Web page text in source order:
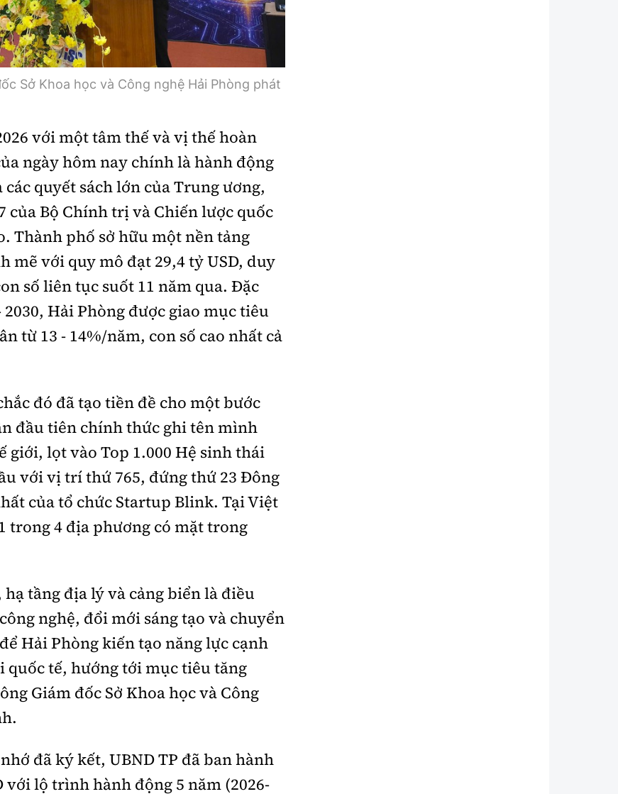
Sở Khoa học và Công nghệ Hải Phòng phát
với một tâm thế và vị thế hoàn
ngày hôm nay chính là hành động
quyết sách lớn của Trung ương,
của Bộ Chính trị và Chiến lược quốc
Thành phố sở hữu một nền tảng
mẽ với quy mô đạt 29,4 tỷ USD, duy
số liên tục suốt 11 năm qua. Đặc
Hải Phòng được giao mục tiêu
từ 13 - 14%/năm, con số cao nhất cả
đó đã tạo tiền đề cho một bước
đầu tiên chính thức ghi tên mình
giới, lọt vào Top 1.000 Hệ sinh thái
với vị trí thứ 765, đứng thứ 23 Đông
của tổ chức Startup Blink. Tại Việt
trong 4 địa phương có mặt trong
tầng địa lý và cảng biển là điều
nghệ, đổi mới sáng tạo và chuyển
Hải Phòng kiến tạo năng lực cạnh
tế, hướng tới mục tiêu tăng
Giám đốc Sở Khoa học và Công
đã ký kết, UBND TP đã ban hành
với lộ trình hành động 5 năm (2026-